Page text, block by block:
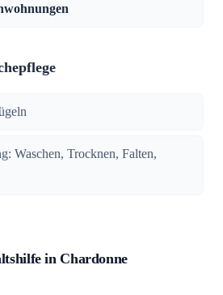
Waschen, Trocknen, Falten,
in Chardonne